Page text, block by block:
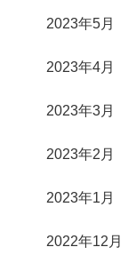
2023年5月
2023年4月
2023年3月
2023年2月
2023年1月
2022年12月